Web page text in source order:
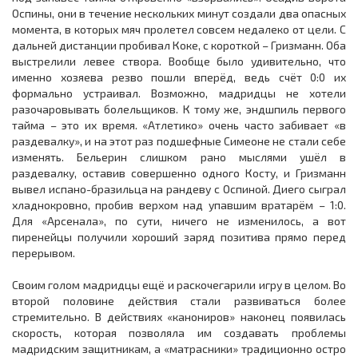
Оспины, они в течение нескольких минут создали два опасных
момента, в которых мяч пролетел совсем недалеко от цели. С
дальней дистанции пробивал Коке, с короткой – Гризманн. Оба
выстрелили левее створа. Вообще было удивительно, что
именно хозяева резво пошли вперёд, ведь счёт 0:0 их
формально устраивал. Возможно, мадридцы не хотели
разочаровывать болельщиков. К тому же, эндшпиль первого
тайма – это их время. «Атлетико» очень часто забивает «в
раздевалку», и на этот раз подшефные Симеоне не стали себе
изменять. Бельерин слишком рано мыслями ушёл в
раздевалку, оставив совершенно одного Косту, и Гризманн
вывел испано-бразильца на рандеву с Оспиной. Диего сыграл
хладнокровно, пробив верхом над упавшим вратарём – 1:0.
Для «Арсенала», по сути, ничего не изменилось, а вот
пиренейцы получили хороший заряд позитива прямо перед
перерывом.
Своим голом мадридцы ещё и раскочегарили игру в целом. Во
второй половине действия стали развиваться более
стремительно. В действиях «канониров» наконец появилась
скорость, которая позволяла им создавать проблемы
мадридским защитникам, а «матрасники» традиционно остро